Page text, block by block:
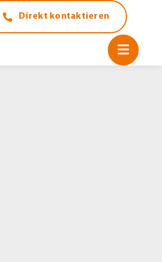
Direkt kontaktieren